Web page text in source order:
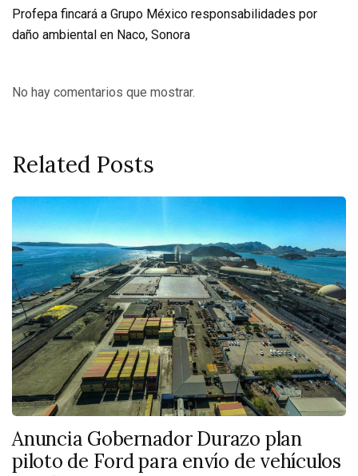
Profepa fincará a Grupo México responsabilidades por
daño ambiental en Naco, Sonora
No hay comentarios que mostrar.
Related Posts
Anuncia Gobernador Durazo plan
piloto de Ford para envío de vehículos